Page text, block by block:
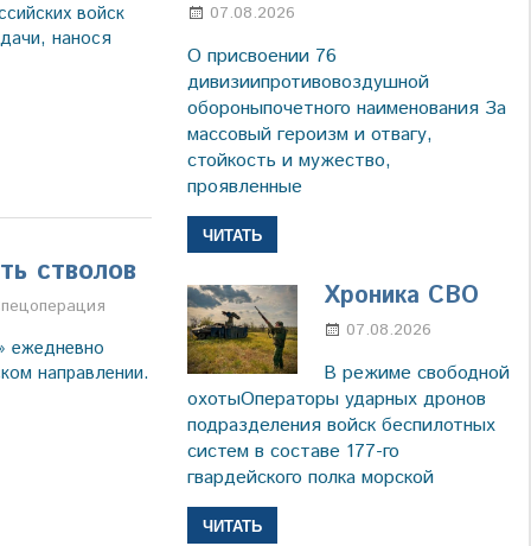
войск
нанося
стволов
ежедневно
направлении.
07.08.2026
О присвоении 76
дивизиипротивовоздушной
обороныпочетного наименования За
массовый героизм и отвагу,
стойкость и мужество,
проявленные
ЧИТАТЬ
Хроника СВО
07.08.2026
В режиме свободной
охотыОператоры ударных дронов
подразделения войск беспилотных
систем в составе 177-го
гвардейского полка морской
ЧИТАТЬ